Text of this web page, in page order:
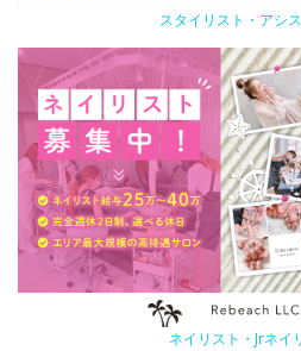
スタイリスト・アシ
ネイリスト・Jrネイ